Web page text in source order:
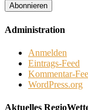
Administration
Anmelden
Eintrags-Feed
Kommentar-
WordPress.org
Aktuelles